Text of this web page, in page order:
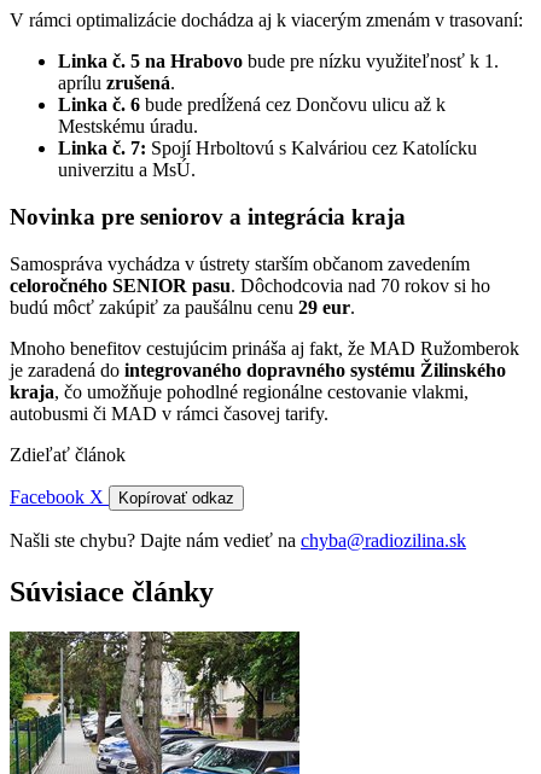
V rámci optimalizácie dochádza aj k viacerým zmenám v trasovaní:
Linka č. 5 na Hrabovo bude pre nízku využiteľnosť k 1.
aprílu zrušená.
Linka č. 6 bude predĺžená cez Dončovu ulicu až k
Mestskému úradu.
Linka č. 7: Spojí Hrboltovú s Kalváriou cez Katolícku
univerzitu a MsÚ.
Novinka pre seniorov a integrácia kraja
Samospráva vychádza v ústrety starším občanom zavedením
celoročného SENIOR pasu. Dôchodcovia nad 70 rokov si ho
budú môcť zakúpiť za paušálnu cenu 29 eur.
Mnoho benefitov cestujúcim prináša aj fakt, že MAD Ružomberok
je zaradená do integrovaného dopravného systému Žilinského
kraja, čo umožňuje pohodlné regionálne cestovanie vlakmi,
autobusmi či MAD v rámci časovej tarify.
Zdieľať článok
Facebook X Kopírovať odkaz
Našli ste chybu? Dajte nám vedieť na chyba@radiozilina.sk
Súvisiace články